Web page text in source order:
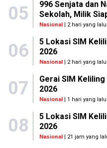
05
996 Senjata dan
Sekolah, Milik
Nasional| 2 hari yang lalu
06
5 Lokasi SIM
2026
Nasional| 2 hari yang lalu
07
Gerai SIM
2026
Nasional| 1 hari yang lalu
08
5 Lokasi SIM
2026
Nasional| 21 jam yang